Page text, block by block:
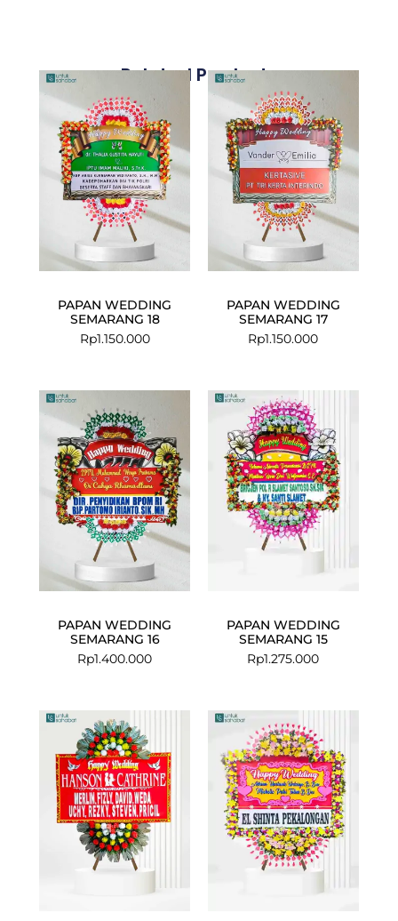
Related Products
PAPAN WEDDING
SEMARANG 18
Rp1.150.000
PAPAN WEDDING
SEMARANG 17
Rp1.150.000
PAPAN WEDDING
SEMARANG 16
Rp1.400.000
PAPAN WEDDING
SEMARANG 15
Rp1.275.000